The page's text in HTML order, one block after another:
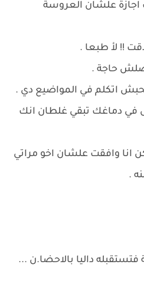
اجازة علشان العروسة
!! لأ طبعا .
حاجة .
اتكلم في المواضيع دي .
في دماغك تبقي غلطان انك
انا وافقت علشان اخو مراتي
.
داليا بالاحضا.ن ...